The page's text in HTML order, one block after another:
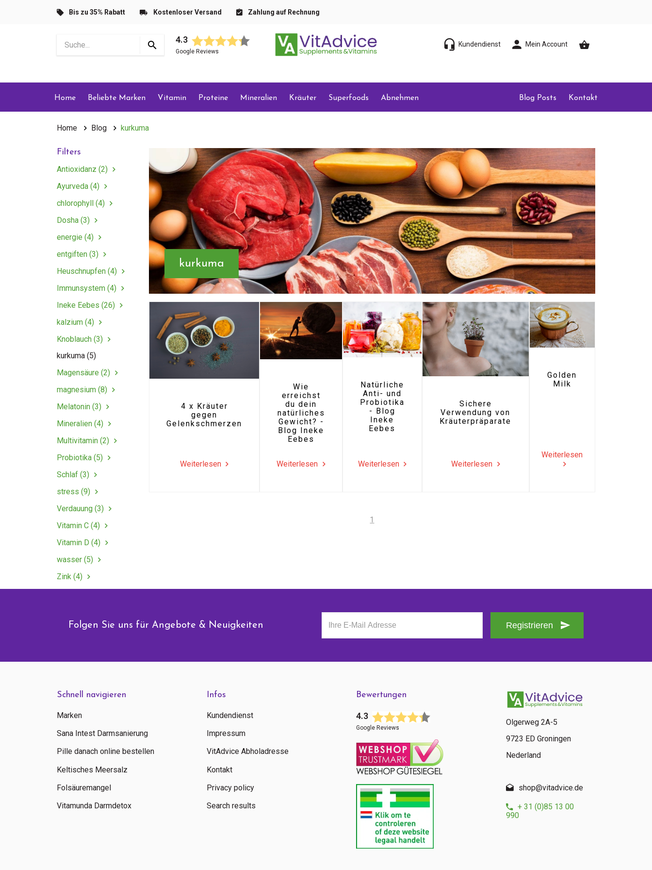
Bis zu 35% Rabatt Kostenloser Versand Zahlung auf Rechnung
4.3
Google Reviews
Kundendienst Mein Account
Home Beliebte Marken Vitamin Proteine Mineralien Kräuter Superfoods Abnehmen Blog Posts Kontakt
Home Blog kurkuma
Filters
Antioxidanz (2)
Ayurveda (4)
chlorophyll (4)
Dosha (3)
energie (4)
entgiften (3)
Heuschnupfen (4)
Immunsystem (4)
Ineke Eebes (26)
kalzium (4)
Knoblauch (3)
kurkuma (5)
Magensäure (2)
magnesium (8)
Melatonin (3)
Mineralien (4)
Multivitamin (2)
Probiotika (5)
Schlaf (3)
stress (9)
Verdauung (3)
Vitamin C (4)
Vitamin D (4)
wasser (5)
Zink (4)
kurkuma
4 x Kräuter
gegen
Gelenkschmerzen
Weiterlesen
Wie
erreichst
du dein
natürliches
Gewicht? -
Blog Ineke
Eebes
Weiterlesen
Natürliche
Anti- und
Probiotika
- Blog
Ineke
Eebes
Weiterlesen
Sichere
Verwendung von
Kräuterpräparate
Weiterlesen
Golden
Milk
Weiterlesen
1
Folgen Sie uns für Angebote & Neuigkeiten Registrieren
Schnell navigieren
Marken
Sana Intest Darmsanierung
Pille danach online bestellen
Keltisches Meersalz
Folsäuremangel
Vitamunda Darmdetox
Infos
Kundendienst
Impressum
VitAdvice Abholadresse
Kontakt
Privacy policy
Search results
Bewertungen
4.3
Google Reviews
Olgerweg 2A-5
9723 ED Groningen
Nederland
shop@vitadvice.de
+ 31 (0)85 13 00
990